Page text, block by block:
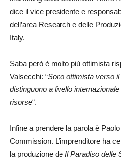
dice il vice presidente e
dell’area Research e delle
Italy.
Saba però è molto più ottimista
Valsecchi: “Sono ottimista verso
distinguono a livello
risorse“.
Infine a prendere la parola è
Commission. L’imprenditore ha
la produzione de Il Paradiso delle